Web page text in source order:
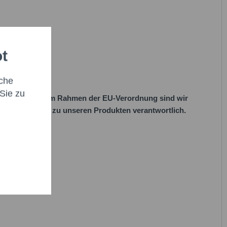
* sind Pflichtfelder.
Vorgaben. Im Rahmen der EU-Verordnung sind wir
Vorschriften zu unseren Produkten verantwortlich.
zu